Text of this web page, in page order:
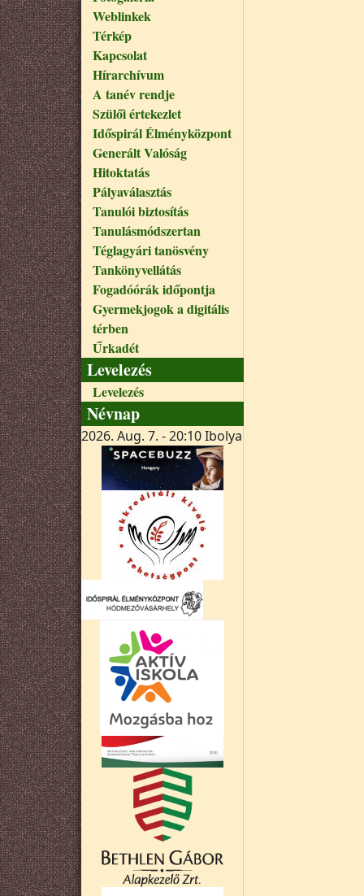
Weblinkek
Térkép
Kapcsolat
Hírarchívum
A tanév rendje
Szülői értekezlet
Időspirál Élményközpont
Generált Valóság
Hitoktatás
Pályaválasztás
Tanulói biztosítás
Tanulásmódszertan
Téglagyári tanösvény
Tankönyvellátás
Fogadóórák időpontja
Gyermekjogok a digitális
térben
Űrkadét
Levelezés
Levelezés
Névnap
2026. Aug. 7. - 20:10Ibolya